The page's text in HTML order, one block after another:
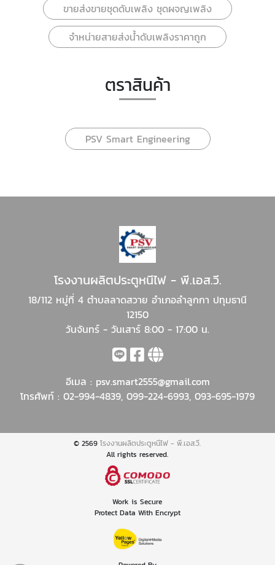
ขายส่งขายชุดดับเพลิง ชุดผจญเพลิง
จำหน่ายสายส่งน้ำดับเพลิงราคาถูก
ตราสินค้า
PSV Smart Engineering
โรงงานผลิตประตูหนีไฟ - พี.เอส.วี.
18/112 หมู่ที่ 4 ตำบลลาดสวาย อำเภอลำลูกกา ปทุมธานี
12150
วันจันทร์ - วันเสาร์ 8:00 - 17:00 น.
อีเมล : psv.smart2555@gmail.com
โทรศัพท์ : 02-994-4839, 099-224-6993, 093-695-1979
© 2569โรงงานผลิตประตูหนีไฟ - พี.เอส.วี.
All rights reserved.
Work is Secure
Protect Data With Encrypt